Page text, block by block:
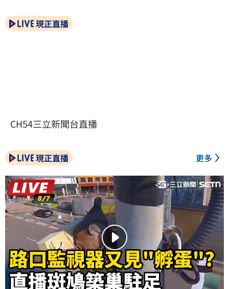
現正直播
CH54三立新聞台直播
現正直播 更多